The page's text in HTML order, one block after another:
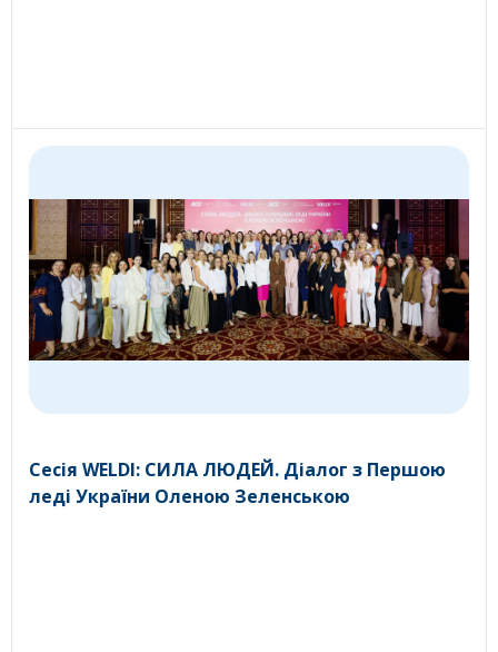
Сесія WELDI: СИЛА ЛЮДЕЙ. Діалог з Першою
леді України Оленою Зеленською